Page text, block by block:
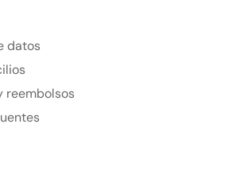
datos
reembolsos